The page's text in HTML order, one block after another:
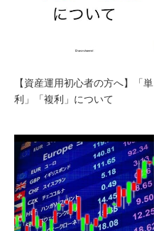
【資産運用初心者の方へ】「単
利」「複利」について